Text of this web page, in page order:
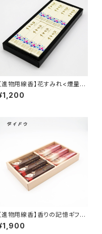
【進物用線香】花すみれ<煙量：
つう>お手頃価格 『御霊前・
彼岸・お盆のお供えに』 紙
【進物用線香】香りの記憶ギフト
ット＜煙量：非常に少ない＞珈
の香り チョコレートの香